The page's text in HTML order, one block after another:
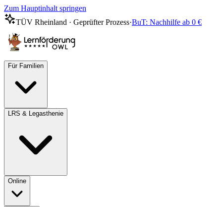
Zum Hauptinhalt springen
TÜV Rheinland · Geprüfter Prozess·BuT: Nachhilfe ab 0 €
Für Familien
LRS & Legasthenie
Online